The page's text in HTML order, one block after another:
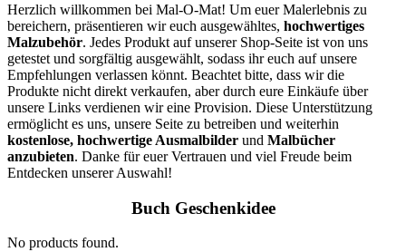
Herzlich willkommen bei Mal-O-Mat! Um euer Malerlebnis zu
bereichern, präsentieren wir euch ausgewähltes, hochwertiges
Malzubehör. Jedes Produkt auf unserer Shop-Seite ist von uns
getestet und sorgfältig ausgewählt, sodass ihr euch auf unsere
Empfehlungen verlassen könnt. Beachtet bitte, dass wir die
Produkte nicht direkt verkaufen, aber durch eure Einkäufe über
unsere Links verdienen wir eine Provision. Diese Unterstützung
ermöglicht es uns, unsere Seite zu betreiben und weiterhin
kostenlose, hochwertige Ausmalbilder und Malbücher
anzubieten. Danke für euer Vertrauen und viel Freude beim
Entdecken unserer Auswahl!
Buch Geschenkidee
No products found.